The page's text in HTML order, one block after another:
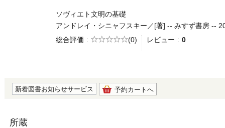
ソヴィエト文明の基礎
アンドレイ・シニャフスキー／[著] -- みすず書房 --
総合評価
5段階評価
(0) レビュー 0
新着図書お知らせサービス 予約カートへ
所蔵